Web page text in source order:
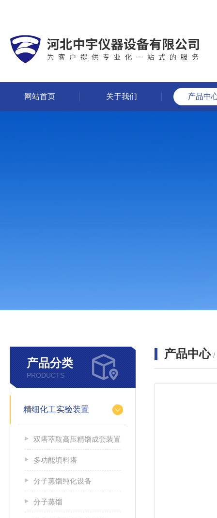
网站首页 关于我们 产品中
产品分类
PRODUCTS
精细化工实验装置
双塔萃取高压精馏成套装置
多功能填料塔
分子蒸馏纯化设备
分子蒸馏
产品中心 /